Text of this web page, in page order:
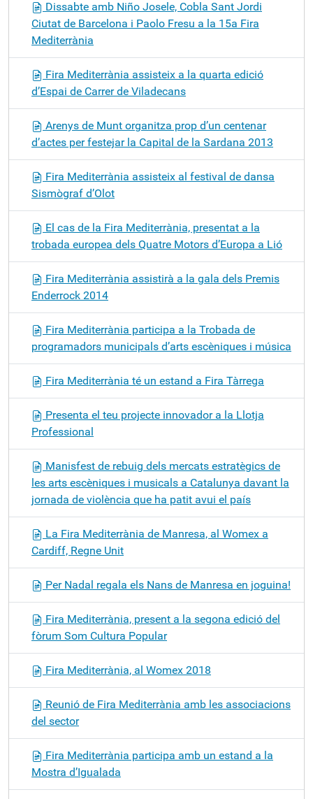
Dissabte amb Niño Josele, Cobla Sant Jordi
Ciutat de Barcelona i Paolo Fresu a la 15a Fira
Mediterrània
Fira Mediterrània assisteix a la quarta edició
d’Espai de Carrer de Viladecans
Arenys de Munt organitza prop d’un centenar
d’actes per festejar la Capital de la Sardana 2013
Fira Mediterrània assisteix al festival de dansa
Sismògraf d’Olot
El cas de la Fira Mediterrània, presentat a la
trobada europea dels Quatre Motors d’Europa a Lió
Fira Mediterrània assistirà a la gala dels Premis
Enderrock 2014
Fira Mediterrània participa a la Trobada de
programadors municipals d’arts escèniques i música
Fira Mediterrània té un estand a Fira Tàrrega
Presenta el teu projecte innovador a la Llotja
Professional
Manisfest de rebuig dels mercats estratègics de
les arts escèniques i musicals a Catalunya davant la
jornada de violència que ha patit avui el país
La Fira Mediterrània de Manresa, al Womex a
Cardiff, Regne Unit
Per Nadal regala els Nans de Manresa en joguina!
Fira Mediterrània, present a la segona edició del
fòrum Som Cultura Popular
Fira Mediterrània, al Womex 2018
Reunió de Fira Mediterrània amb les associacions
del sector
Fira Mediterrània participa amb un estand a la
Mostra d’Igualada